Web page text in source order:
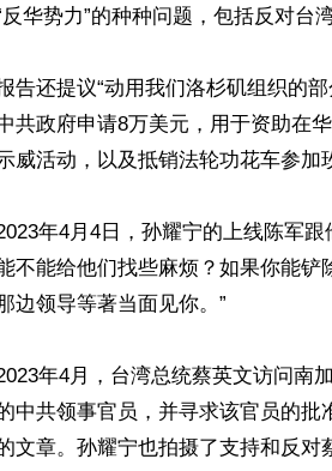
反华势力”的种种问题，包括反对台
告还提议“动用我们洛杉矶组织的
共政府申请8万美元，用于资助在
威活动，以及抵销法轮功花车参加
年4月4日，孙耀宁的上线陈军
不能给他们找些麻烦？如果你能铲
边领导等著当面见你。”
年4月，台湾总统蔡英文访问南
中共领事官员，并寻求该官员的批
文章。孙耀宁也拍摄了支持和反